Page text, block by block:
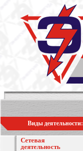
Виды деятельности:
Сетевая
деятельность